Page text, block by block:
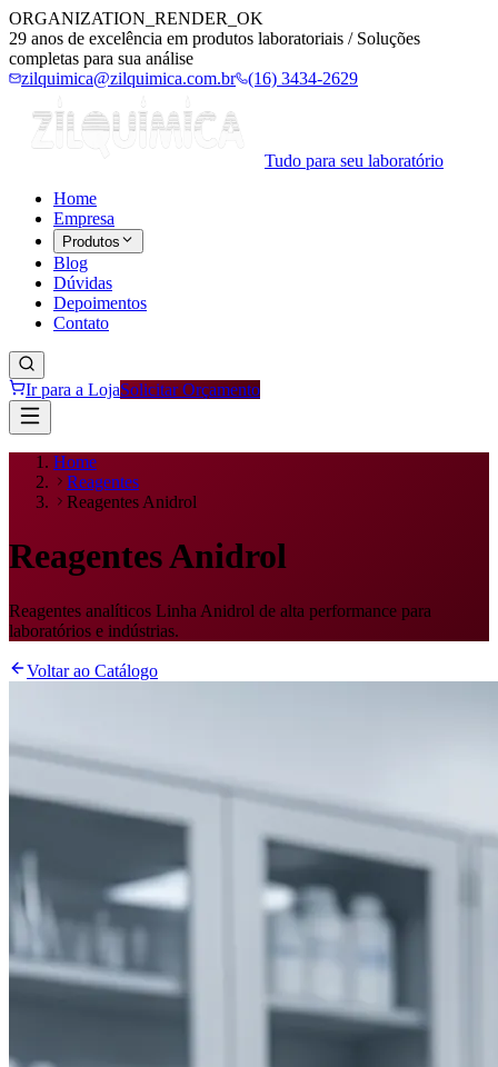
ORGANIZATION_RENDER_OK
29 anos de excelência em produtos laboratoriais / Soluções
completas para sua análise
zilquimica@zilquimica.com.br
(16) 3434-2629
Tudo para seu laboratório
Home
Empresa
Produtos
Blog
Dúvidas
Depoimentos
Contato
Ir para a LojaSolicitar Orçamento
Home
Reagentes
Reagentes Anidrol
Reagentes Anidrol
Reagentes analíticos Linha Anidrol de alta performance para
laboratórios e indústrias.
Voltar ao Catálogo